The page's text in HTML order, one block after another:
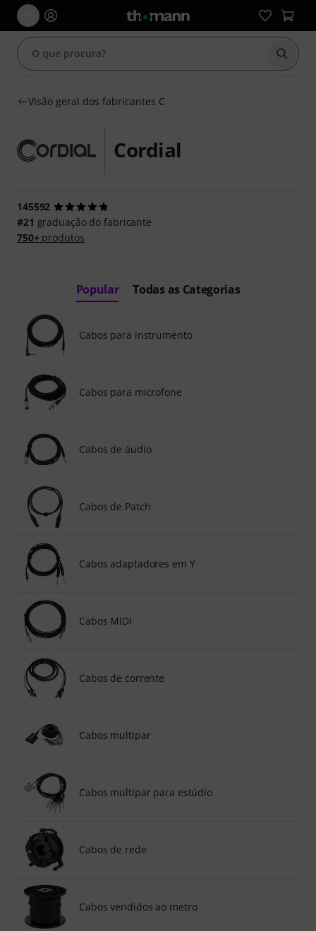
Iniciar
Visão geral dos fabricantes C
Cordial
145592
#21 graduação do fabricante
750+produtos
Popular Todas as Categorias
Cabos para instrumento
Cabos para microfone
Cabos de áudio
Cabos de Patch
Cabos adaptadores em Y
Cabos MIDI
Cabos de corrente
Cabos multipar
Cabos multipar para estúdio
Cabos de rede
Cabos vendidos ao metro